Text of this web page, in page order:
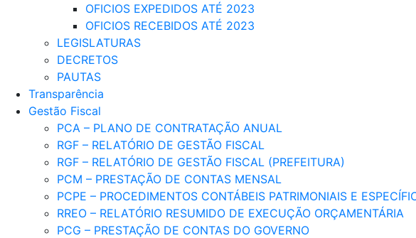
OFICIOS EXPEDIDOS ATÉ 2023
OFICIOS RECEBIDOS ATÉ 2023
LEGISLATURAS
DECRETOS
PAUTAS
Transparência
Gestão Fiscal
PCA – PLANO DE CONTRATAÇÃO ANUAL
RGF – RELATÓRIO DE GESTÃO FISCAL
RGF – RELATÓRIO DE GESTÃO FISCAL (PREFEITURA)
PCM – PRESTAÇÃO DE CONTAS MENSAL
PCPE – PROCEDIMENTOS CONTÁBEIS PATRIMONIAIS E
RREO – RELATÓRIO RESUMIDO DE EXECUÇÃO ORÇAMENTÁRIA
PCG – PRESTAÇÃO DE CONTAS DO GOVERNO